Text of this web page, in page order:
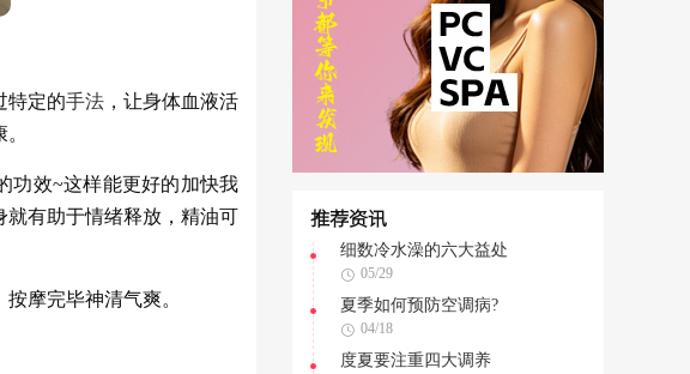
特定的手法 ，让身体血液活
功效~这样能更好的加快我
就有助于情绪释放，精油可
摩完毕神清气爽。
推荐资讯
细数冷水澡的六大益处
05/29
夏季如何预防空调病?
04/18
度夏要注重四大调养